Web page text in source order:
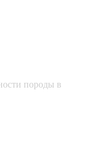
породы в